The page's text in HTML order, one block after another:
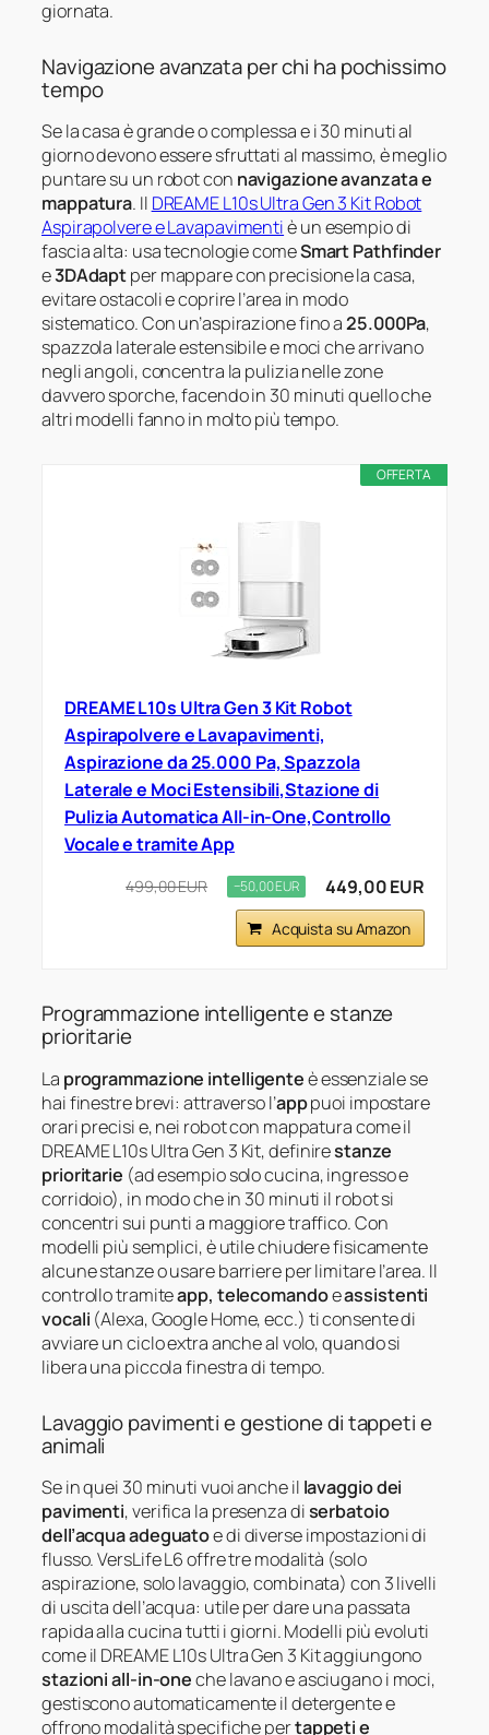
giornata.
Navigazione avanzata per chi ha pochissimo
tempo
Se la casa è grande o complessa e i 30 minuti al
giorno devono essere sfruttati al massimo, è meglio
puntare su un robot con navigazione avanzata e
mappatura. Il DREAME L10s Ultra Gen 3 Kit Robot
Aspirapolvere e Lavapavimentiè un esempio di
fascia alta: usa tecnologie comeSmart Pathfinder
e3DAdaptper mappare con precisione la casa,
evitare ostacoli e coprire l’area in modo
sistematico. Con un’aspirazione fino a25.000Pa,
spazzola laterale estensibile e moci che arrivano
negli angoli, concentra la pulizia nelle zone
davvero sporche, facendo in 30 minuti quello che
altri modelli fanno in molto più tempo.
OFFERTA
DREAME L10s Ultra Gen 3 Kit Robot
Aspirapolvere e Lavapavimenti,
Aspirazione da 25.000 Pa, Spazzola
Laterale e Moci Estensibili,Stazione di
Pulizia Automatica All-in-One,Controllo
Vocale e tramite App
499,00 EUR −50,00 EUR 449,00 EUR
Acquista su Amazon
Programmazione intelligente e stanze
prioritarie
La programmazione intelligenteè essenziale se
hai finestre brevi: attraverso l’apppuoi impostare
orari precisi e, nei robot con mappatura come il
DREAME L10s Ultra Gen 3 Kit, definirestanze
prioritarie (ad esempio solo cucina, ingresso e
corridoio), in modo che in 30 minuti il robot si
concentri sui punti a maggiore traffico. Con
modelli più semplici, è utile chiudere fisicamente
alcune stanze o usare barriere per limitare l’area. Il
controllo tramiteapp, telecomandoeassistenti
vocali (Alexa, Google Home, ecc.) ti consente di
avviare un ciclo extra anche al volo, quando si
libera una piccola finestra di tempo.
Lavaggio pavimenti e gestione di tappeti e
animali
Se in quei 30 minuti vuoi anche il lavaggio dei
pavimenti, verifica la presenza diserbatoio
dell’acqua adeguatoe di diverse impostazioni di
flusso. VersLife L6 offre tre modalità (solo
aspirazione, solo lavaggio, combinata) con 3 livelli
di uscita dell’acqua: utile per dare una passata
rapida alla cucina tutti i giorni. Modelli più evoluti
come il DREAME L10s Ultra Gen 3 Kit aggiungono
stazioni all-in-oneche lavano e asciugano i moci,
gestiscono automaticamente il detergente e
offrono modalità specifiche pertappeti e